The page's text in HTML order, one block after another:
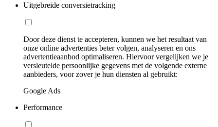
Uitgebreide conversietracking
Door deze dienst te accepteren, kunnen we het resultaat van
onze online advertenties beter volgen, analyseren en ons
advertentieaanbod optimaliseren. Hiervoor vergelijken we je
versleutelde persoonlijke gegevens met de volgende externe
aanbieders, voor zover je hun diensten al gebruikt:
Google Ads
Performance